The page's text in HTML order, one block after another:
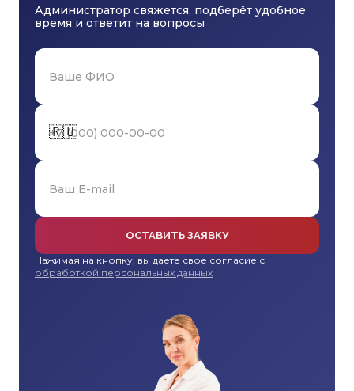
Администратор свяжется, подберёт удобное
время и ответит на вопросы
🇷🇺
ОСТАВИТЬ ЗАЯВКУ
Нажимая на кнопку, вы даете свое согласие с
обработкой персональных данных